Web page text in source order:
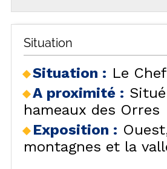
Situation
Situation : Le
A proximité :
hameaux des Orres
Exposition : Ouest
montagnes et la